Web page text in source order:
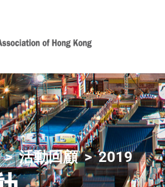
活動回顧 2019